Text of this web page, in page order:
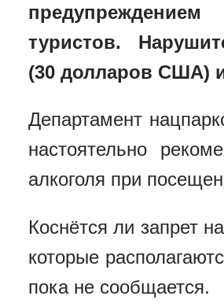
туристов.
(30 долларов США)
Департамент
настоятельно
алкоголя при
Коснётся ли запрет
которые
пока не сообщается.